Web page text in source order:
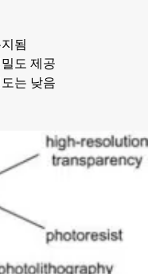
됨
도 제공
는 낮음